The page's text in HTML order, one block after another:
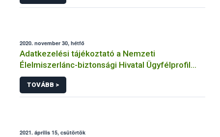
2020. november 30, hétfő
Adatkezelési tájékoztató a Nemzeti
Élelmiszerlánc-biztonsági Hivatal Ügyfélprofil
Rendszerben állatgyógyászati termékek
témakörben közhatalmi eljárásaihoz kapcsolódó
adatkezeléséhez
TOVÁBB >
2021. április 15, csütörtök